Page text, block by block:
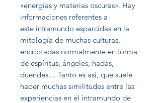
«energías y materias oscuras». Hay
informaciones referentes a
este inframundo esparcidas en la
mitología de muchas culturas,
encriptadas normalmente en forma
de espíritus, ángeles, hadas,
duendes… Tanto es así, que suele
haber muchas similitudes entre las
experiencias en el intramundo de